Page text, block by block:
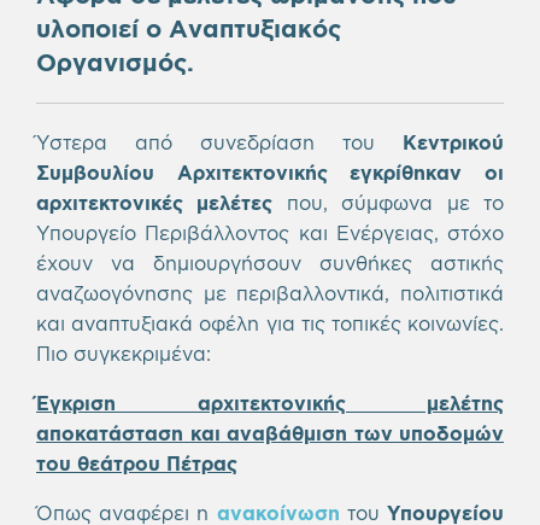
υλοποιεί ο Αναπτυξιακός
Οργανισμός.
Ύστερα από συνεδρίαση του Κεντρικού
Συμβουλίου Αρχιτεκτονικής
εγκρίθηκαν οι
αρχιτεκτονικές μελέτες που, σύμφωνα με το
Υπουργείο Περιβάλλοντος και Ενέργειας, στόχο
έχουν να δημιουργήσουν συνθήκες αστικής
αναζωογόνησης με περιβαλλοντικά, πολιτιστικά
και αναπτυξιακά οφέλη για τις τοπικές κοινωνίες.
Πιο συγκεκριμένα:
Έγκριση αρχιτεκτονικής μελέτης
αποκατάσταση και αναβάθμιση των υποδομών
του θεάτρου Πέτρας
Όπως αναφέρει η ανακοίνωση τουΥπουργείου